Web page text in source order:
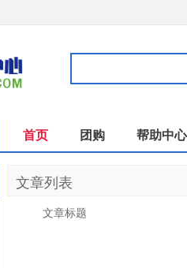
首页 团购 帮助中心
文章列表
文章标题